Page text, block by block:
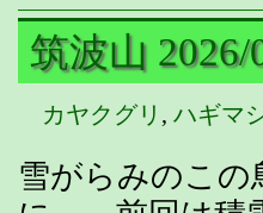
筑波山 2026/
カヤクグリ , ハギマ
雪がらみのこ